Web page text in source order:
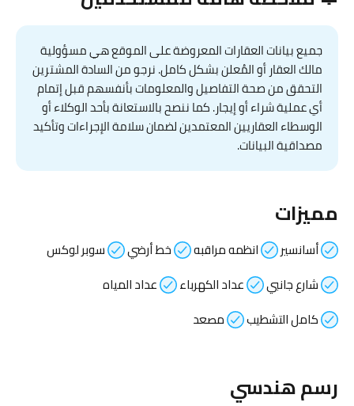
جميع بيانات العقارات المعروضة على الموقع هي مسؤولية
مالك العقار أو المُعلن بشكل كامل. نرجو من السادة المشترين
التحقق من صحة التفاصيل والمعلومات بأنفسهم قبل إتمام
أي عملية شراء أو إيجار. كما ننصح بالاستعانة بأحد الوكلاء أو
الوسطاء العقاريين المعتمدين لضمان سلامة الإجراءات وتأكيد
مصداقية البيانات.
مميزات
أسانسير انظمه مراقبه خط أرضي
سوبر لوكس
شارع جانبي
عداد الكهرباء
عداد المياه
كامل التشطيب
مصعد
رسم هندسي